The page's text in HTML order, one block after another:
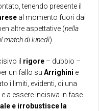
tenendo presente il
al momento fuori dai
altre aspettative (nella
match di lunedì).
il rigore – dubbio –
un fallo suArrighini e
i limiti, evidenti, di una
a essere incisiva in fase
e irrobustisce la